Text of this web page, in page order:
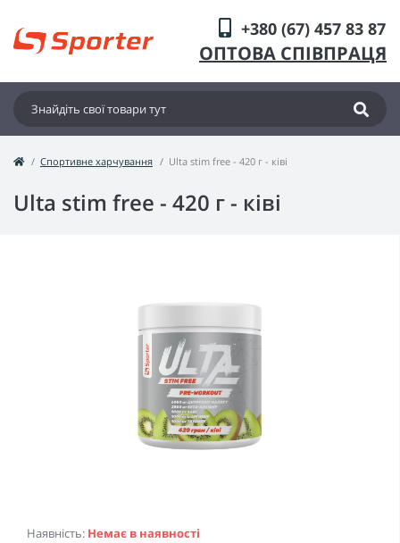
+380 (67) 457 83 87
ОПТОВА СПІВПРАЦЯ
Спортивне харчування Ulta stim free - 420 г - ківі
Ulta stim free - 420 г - ківі
Наявність: Немає в наявності